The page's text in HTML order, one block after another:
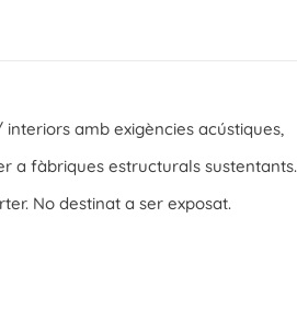
amb exigències acústiques,
a fàbriques estructurals sustentants.
No destinat a ser exposat.